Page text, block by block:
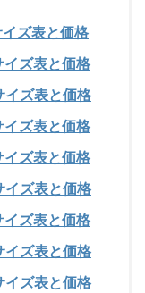
ズ表と価格
ズ表と価格
ズ表と価格
ズ表と価格
ズ表と価格
ズ表と価格
ズ表と価格
ズ表と価格
ズ表と価格